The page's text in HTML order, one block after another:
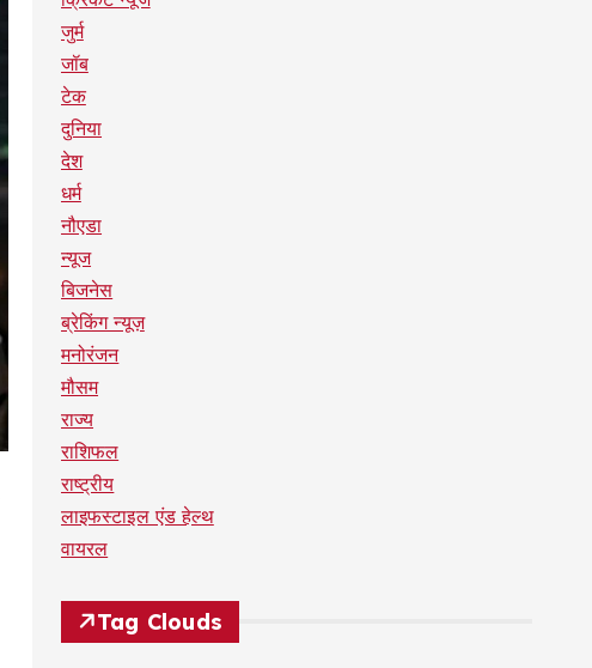
जुर्म
जॉब
टेक
दुनिया
देश
धर्म
नौएडा
न्यूज
बिजनेस
ब्रेकिंग न्यूज़
मनोरंजन
मौसम
राज्य
राशिफल
राष्ट्रीय
लाइफस्टाइल एंड हेल्थ
वायरल
Tag Clouds